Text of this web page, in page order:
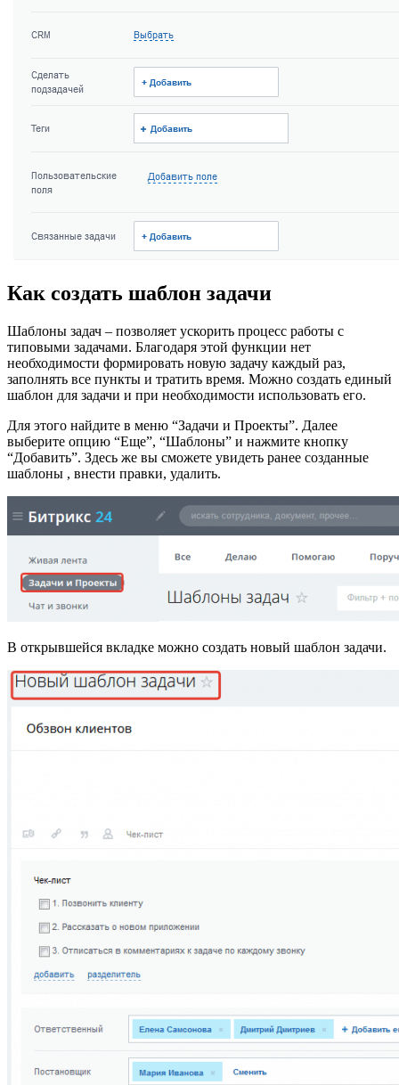
Как создать шаблон задачи
Шаблоны задач – позволяет ускорить процесс работы с
типовыми задачами. Благодаря этой функции нет
необходимости формировать новую задачу каждый раз,
заполнять все пункты и тратить время. Можно создать единый
шаблон для задачи и при необходимости использовать его.
Для этого найдите в меню “Задачи и Проекты”. Далее
выберите опцию “Еще”, “Шаблоны” и нажмите кнопку
“Добавить”. Здесь же вы сможете увидеть ранее созданные
шаблоны , внести правки, удалить.
В открывшейся вкладке можно создать новый шаблон задачи.